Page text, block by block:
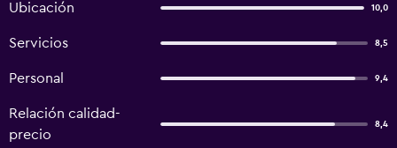
Ubicación 10,0
Servicios 8,5
Personal 9,4
Relación calidad-
precio
8,4